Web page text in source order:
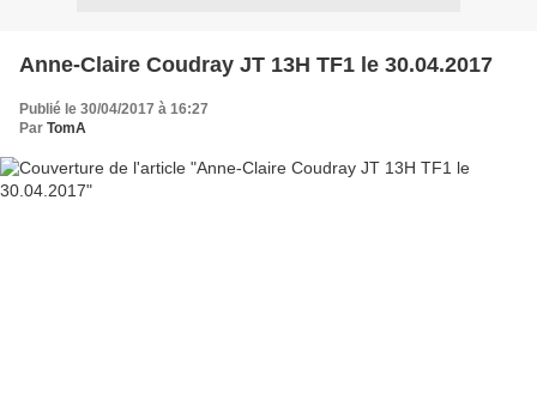
Anne-Claire Coudray JT 13H TF1 le 30.04.2017
Publié le 30/04/2017 à 16:27
Par TomA